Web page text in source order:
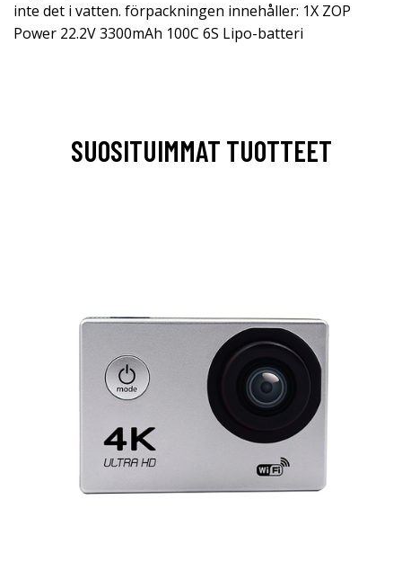
inte det i vatten. förpackningen innehåller: 1X ZOP
Power 22.2V 3300mAh 100C 6S Lipo-batteri
SUOSITUIMMAT TUOTTEET